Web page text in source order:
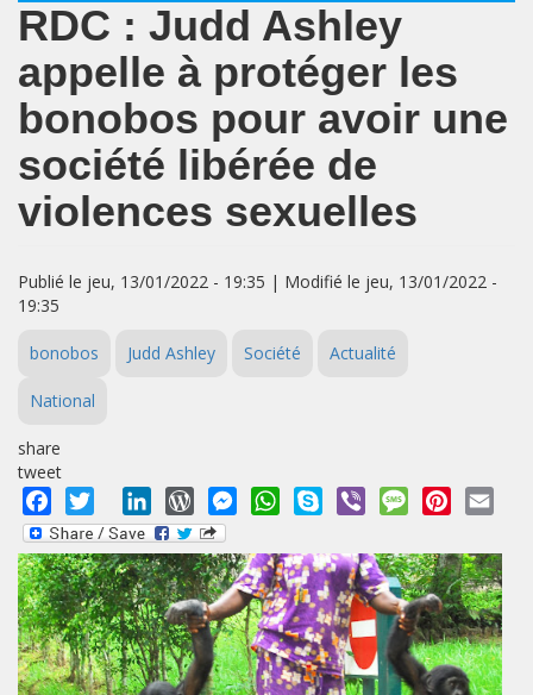
RDC : Judd Ashley
appelle à protéger les
bonobos pour avoir une
société libérée de
violences sexuelles
Publié le jeu, 13/01/2022 - 19:35 | Modifié le jeu, 13/01/2022 -
19:35
bonobos Judd Ashley Société Actualité
National
share
tweet
Facebook
Twitter LinkedInWordPressMessengerWhatsApp
Skype Viber MessagePinterest